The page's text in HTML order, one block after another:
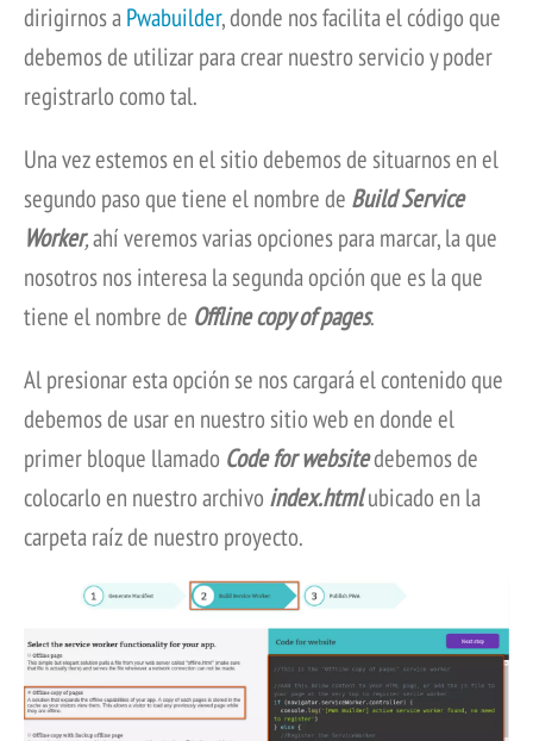
dirigirnos aPwabuilder, donde nos facilita el código que
debemos de utilizar para crear nuestro servicio y poder
registrarlo como tal.
Una vez estemos en el sitio debemos de situarnos en el
segundo paso que tiene el nombre de Build Service
Worker,ahí veremos varias opciones para marcar, la que
nosotros nos interesa la segunda opción que es la que
tiene el nombre de Offline copy of pages.
Al presionar esta opción se nos cargará el contenido que
debemos de usar en nuestro sitio web en donde el
primer bloque llamado Code for websitedebemos de
colocarlo en nuestro archivoindex.htmlubicado en la
carpeta raíz de nuestro proyecto.